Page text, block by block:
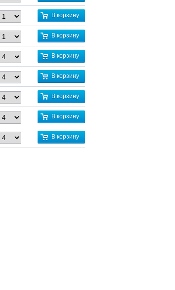
В корзину
В корзину
В корзину
В корзину
В корзину
В корзину
В корзину